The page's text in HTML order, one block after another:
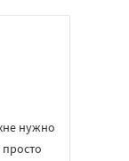
нужно